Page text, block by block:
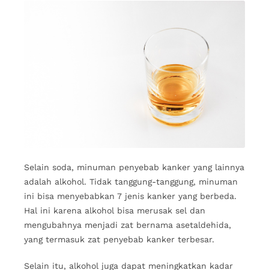
Selain soda, minuman penyebab kanker yang lainnya
adalah alkohol. Tidak tanggung-tanggung, minuman
ini bisa menyebabkan 7 jenis kanker yang berbeda.
Hal ini karena alkohol bisa merusak sel dan
mengubahnya menjadi zat bernama asetaldehida,
yang termasuk zat penyebab kanker terbesar.
Selain itu, alkohol juga dapat meningkatkan kadar